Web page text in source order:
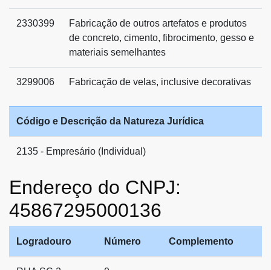
2330399
Fabricação de outros artefatos e produtos
de concreto, cimento, fibrocimento, gesso e
materiais semelhantes
3299006 Fabricação de velas, inclusive decorativas
Código e Descrição da Natureza Jurídica
2135 - Empresário (Individual)
Endereço do CNPJ:
45867295000136
Logradouro Número Complemento